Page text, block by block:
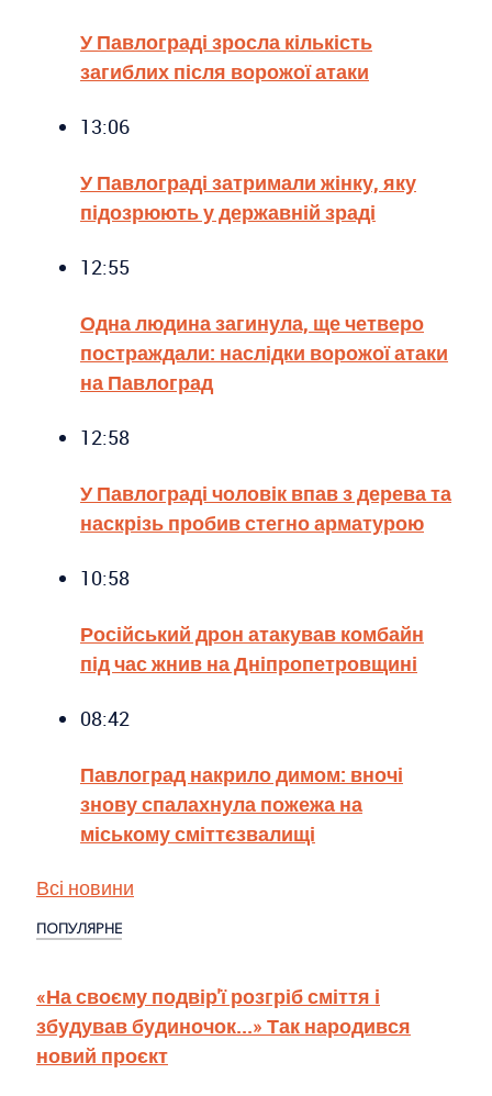
У Павлограді зросла кількість
загиблих після ворожої атаки
13:06
У Павлограді затримали жінку, яку
підозрюють у державній зраді
12:55
Одна людина загинула, ще четверо
постраждали: наслідки ворожої атаки
на Павлоград
12:58
У Павлограді чоловік впав з дерева та
наскрізь пробив стегно арматурою
10:58
Російський дрон атакував комбайн
під час жнив на Дніпропетровщині
08:42
Павлоград накрило димом: вночі
знову спалахнула пожежа на
міському сміттєзвалищі
Всі новини
ПОПУЛЯРНЕ
«На своєму подвір'ї розгріб сміття і
збудував будиночок...» Так народився
новий проєкт